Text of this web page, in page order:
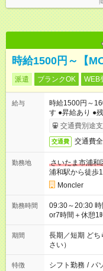
時給1500円～【
派遣 ブランクOK WEB
給与
時給1500円～
す ●昇給あり ●
交通費別途
交通費 交通費
勤務地
さいたま市浦和
浦和駅から徒歩
Moncler
勤務時間
09:30～20:30 時間内でシフト制／フルタイム（実働7時間30分
or7時間＋休憩1
期間
長期／短期 ど
さい）
特徴 シフト勤務 / パ